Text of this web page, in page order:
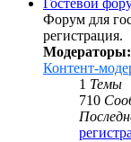
Гостевой
Форум для
регистрация.
Модераторы:
Контент-
1 Темы
710